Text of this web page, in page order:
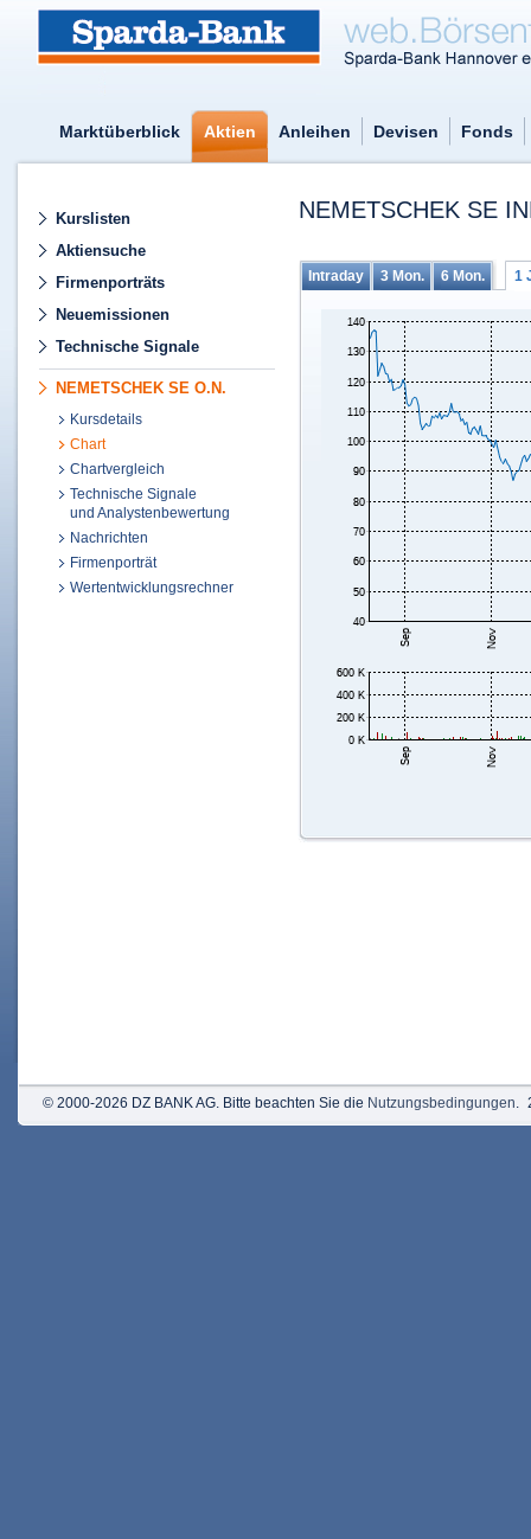
Marktüberblick Aktien Anleihen Devisen Fonds
Kurslisten
Aktiensuche
Firmenporträts
Neuemissionen
Technische Signale
NEMETSCHEK SE O.N.
Kursdetails
Chart
Chartvergleich
Technische Signale
und Analystenbewertung
Nachrichten
Firmenporträt
Wertentwicklungsrechner
NEMETSCHEK SE
Intraday 3 Mon. 6 Mon. 1
© 2000-2026 DZ BANK AG. Bitte beachten Sie die Nutzungsbedingungen.